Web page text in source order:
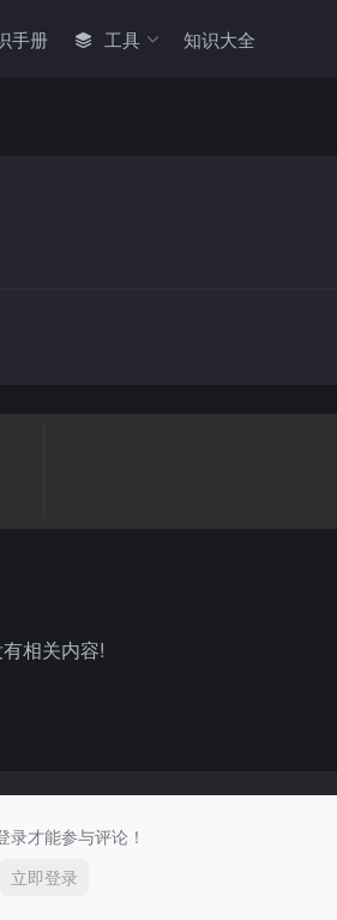
手册 工具 知识大全
相关内容!
录才能参与评论！
立即登录